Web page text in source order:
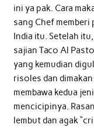
ini ya pak. Cara
sang Chef memberi
India itu. Setelah
sajian Taco Al
yang kemudian
risoles dan
membawa kedua
mencicipinya.
lembut dan agak